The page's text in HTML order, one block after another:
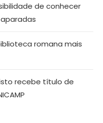
de conhecer
romana mais
recebe título de